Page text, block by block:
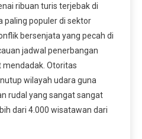
ribuan turis terjebak di
paling populer di sektor
bersenjata yang pecah di
jadwal penerbangan
mendadak. Otoritas
wilayah udara guna
rudal yang sangat sangat
dari 4.000 wisatawan dari